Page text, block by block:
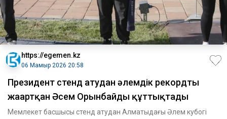
https://egemen.kz
06 Мамыр 2026 20:58
Президент стенд атудан әлемдік рекордты
жаңартқан Әсем Орынбайды құттықтады
Мемлекет басшысы стенд атудан Алматыдағы Әлем кубогі